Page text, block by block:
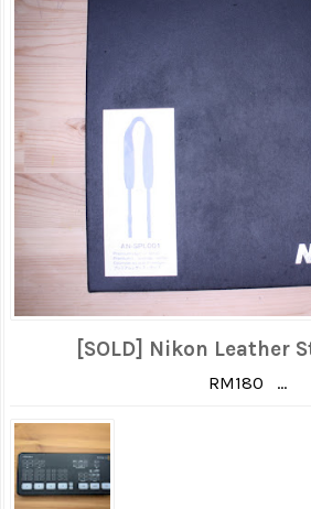
[SOLD] Nikon Leather
RM180 ...